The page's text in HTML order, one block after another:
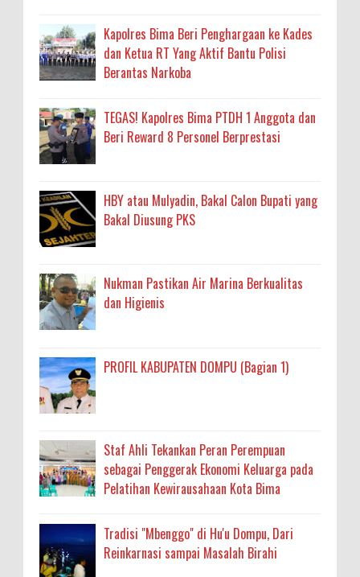
Kapolres Bima Beri Penghargaan ke Kades
dan Ketua RT Yang Aktif Bantu Polisi
Berantas Narkoba
TEGAS! Kapolres Bima PTDH 1 Anggota dan
Beri Reward 8 Personel Berprestasi
HBY atau Mulyadin, Bakal Calon Bupati yang
Bakal Diusung PKS
Nukman Pastikan Air Marina Berkualitas
dan Higienis
PROFIL KABUPATEN DOMPU (Bagian 1)
Staf Ahli Tekankan Peran Perempuan
sebagai Penggerak Ekonomi Keluarga pada
Pelatihan Kewirausahaan Kota Bima
Tradisi "Mbenggo" di Hu'u Dompu, Dari
Reinkarnasi sampai Masalah Birahi